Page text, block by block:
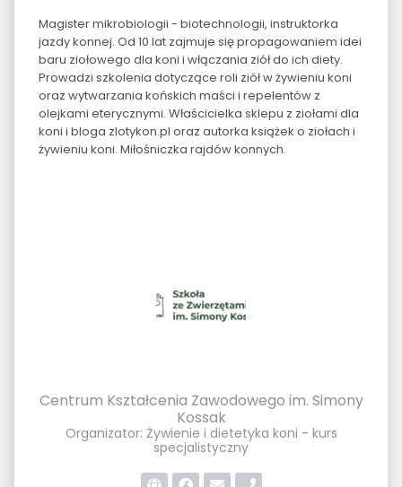
Magister mikrobiologii - biotechnologii, instruktorka
jazdy konnej. Od 10 lat zajmuje się propagowaniem idei
baru ziołowego dla koni i włączania ziół do ich diety.
Prowadzi szkolenia dotyczące roli ziół w żywieniu koni
oraz wytwarzania końskich maści i repelentów z
olejkami eterycznymi. Właścicielka sklepu z ziołami dla
koni i bloga zlotykon.pl oraz autorka książek o ziołach i
żywieniu koni. Miłośniczka rajdów konnych.
Centrum Kształcenia Zawodowego im. Simony
Kossak
Organizator: Żywienie i dietetyka koni - kurs
specjalistyczny